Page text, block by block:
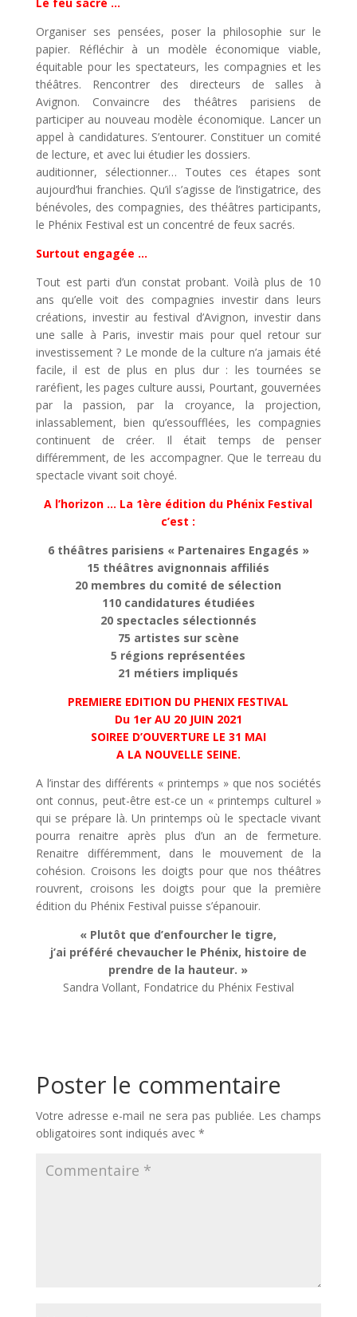
Organiser ses pensées, poser la philosophie sur le
papier. Réfléchir à un modèle économique viable,
équitable pour les spectateurs, les compagnies et les
théâtres. Rencontrer des directeurs de salles à
Avignon. Convaincre des théâtres parisiens de
participer au nouveau modèle économique. Lancer un
appel à candidatures. S’entourer. Constituer un comité
de lecture, et avec lui étudier les dossiers.
auditionner, sélectionner… Toutes ces étapes sont
aujourd’hui franchies. Qu’il s’agisse de l’instigatrice, des
bénévoles, des compagnies, des théâtres participants,
le Phénix Festival est un concentré de feux sacrés.
Surtout engagée …
Tout est parti d’un constat probant. Voilà plus de 10
ans qu’elle voit des compagnies investir dans leurs
créations, investir au festival d’Avignon, investir dans
une salle à Paris, investir mais pour quel retour sur
investissement ? Le monde de la culture n’a jamais été
facile, il est de plus en plus dur : les tournées se
raréfient, les pages culture aussi, Pourtant, gouvernées
par la passion, par la croyance, la projection,
inlassablement, bien qu’essoufflées, les compagnies
continuent de créer. Il était temps de penser
différemment, de les accompagner. Que le terreau du
spectacle vivant soit choyé.
A l’horizon … La 1ère édition du Phénix Festival
c’est :
6 théâtres parisiens « Partenaires Engagés »
15 théâtres avignonnais affiliés
20 membres du comité de sélection
110 candidatures étudiées
20 spectacles sélectionnés
75 artistes sur scène
5 régions représentées
21 métiers impliqués
PREMIERE EDITION DU PHENIX FESTIVAL
Du 1er AU 20 JUIN 2021
SOIREE D’OUVERTURE LE 31 MAI
A LA NOUVELLE SEINE.
A l’instar des différents « printemps » que nos sociétés
ont connus, peut-être est-ce un « printemps culturel »
qui se prépare là. Un printemps où le spectacle vivant
pourra renaitre après plus d’un an de fermeture.
Renaitre différemment, dans le mouvement de la
cohésion. Croisons les doigts pour que nos théâtres
rouvrent, croisons les doigts pour que la première
édition du Phénix Festival puisse s’épanouir.
« Plutôt que d’enfourcher le tigre,
j’ai préféré chevaucher le Phénix, histoire de
prendre de la hauteur. »
Sandra Vollant, Fondatrice du Phénix Festival
Poster le commentaire
Votre adresse e-mail ne sera pas publiée. Les champs
obligatoires sont indiqués avec *